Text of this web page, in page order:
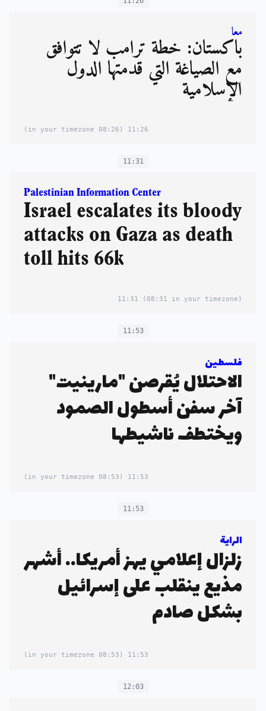
معا
باكستان: خطة ترامب لا تتوافق
مع الصياغة التي قدمتها الدول
الإسلامية
11:26
(08:26 in your timezone)
11:31
Palestinian Information Center
Israel escalates its bloody
attacks on Gaza as death
toll hits 66k
11:31 (08:31 in your timezone)
11:53
فلسطين
الاحتلال يُقرصن "مارينيت"
آخر سفن أسطول الصمود
ويختطف ناشيطها
11:53
(08:53 in your timezone)
11:53
الراية
زلزال إعلامي يهز أمريكا.. أشهر
مذيع ينقلب على إسرائيل
بشكل صادم
11:53
(08:53 in your timezone)
12:03